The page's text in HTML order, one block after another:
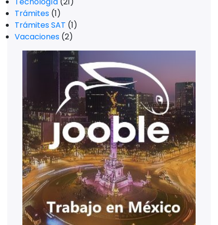
Trámites (1)
Trámites SAT (1)
Vacaciones (2)